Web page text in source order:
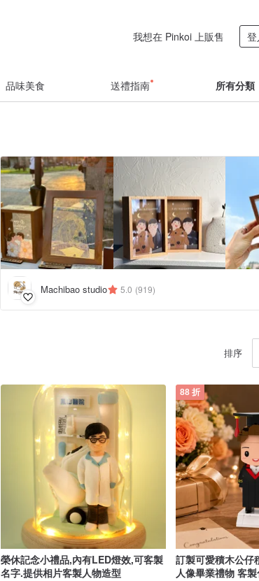
我想在 Pinkoi 上販售
品味美食 送禮指南 所有分類
Machibao studio 5.0 (919)
排序
榮休記念小禮品,內有LED燈效,可客製
名字.提供相片客製人物造型
88 折
訂製可愛積木公仔
人像畢業禮物 客